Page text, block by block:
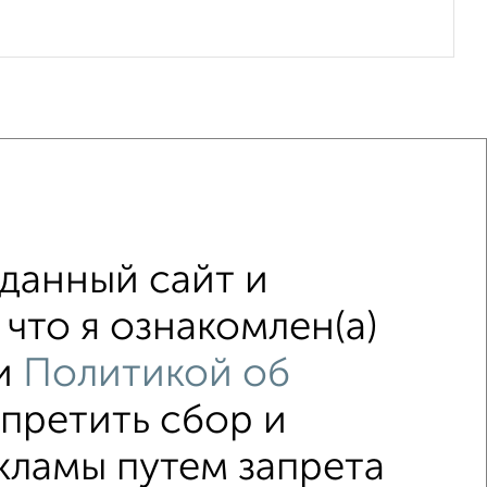
с центральным отоплением
с раздельным санузлом
сайт и
я ознакомлен(а)
Политикой об
сбор и
путем запрета